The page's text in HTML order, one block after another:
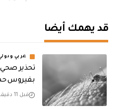
قد يهمك أيضا
عربي
بفيروس
قبل 11 دقيقة